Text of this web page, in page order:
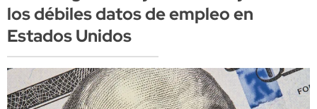
los débiles datos de empleo en
Estados Unidos